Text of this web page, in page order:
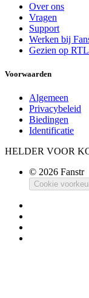
Over ons
Vragen
Support
Werken bij
Gezien op
Voorwaarden
Algemeen
Privacybeleid
Biedingen
Identificatie
HELDER VOOR
© 2026 Fanstr
Cookie